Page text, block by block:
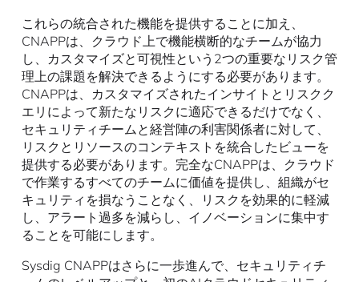
これらの統合された機能を提供することに加え、
CNAPPは、クラウド上で機能横断的なチームが協力
し、カスタマイズと可視性という2つの重要なリスク管
理上の課題を解決できるようにする必要があります。
CNAPPは、カスタマイズされたインサイトとリスクク
エリによって新たなリスクに適応できるだけでなく、
セキュリティチームと経営陣の利害関係者に対して、
リスクとリソースのコンテキストを統合したビューを
提供する必要があります。完全なCNAPPは、クラウド
で作業するすべてのチームに価値を提供し、組織がセ
キュリティを損なうことなく、リスクを効果的に軽減
し、アラート過多を減らし、イノベーションに集中す
ることを可能にします。
Sysdig CNAPPはさらに一歩進んで、セキュリティチ